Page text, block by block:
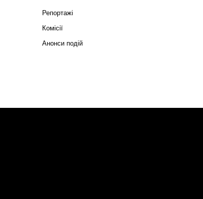
Репортажі
Комісії
Анонси подій